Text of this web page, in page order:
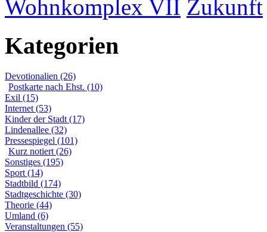
Wohnkomplex VII Zukunft
Kategorien
Devotionalien (26)
Postkarte nach Ehst. (10)
Exil (15)
Internet (53)
Kinder der Stadt (17)
Lindenallee (32)
Pressespiegel (101)
Kurz notiert (26)
Sonstiges (195)
Sport (14)
Stadtbild (174)
Stadtgeschichte (30)
Theorie (44)
Umland (6)
Veranstaltungen (55)